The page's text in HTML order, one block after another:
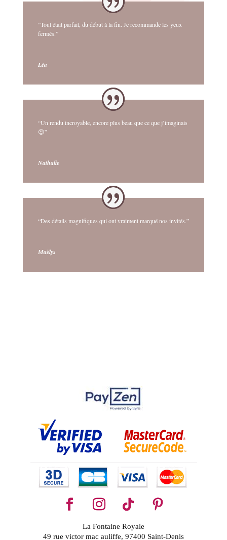
“Tout était parfait, du début à la fin. Je recommande les yeux
fermés.”
Léa
“Un rendu incroyable, encore plus beau que ce que j’imaginais
😍”
Nathalie
“Des détails magnifiques qui ont vraiment marqué nos invités.”
Maëlys
La Fontaine Royale
49 rue victor mac auliffe, 97400 Saint-Denis